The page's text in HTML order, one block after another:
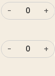
- +
- +